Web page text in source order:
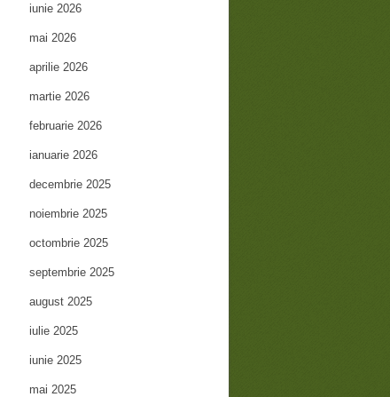
iunie 2026
mai 2026
aprilie 2026
martie 2026
februarie 2026
ianuarie 2026
decembrie 2025
noiembrie 2025
octombrie 2025
septembrie 2025
august 2025
iulie 2025
iunie 2025
mai 2025